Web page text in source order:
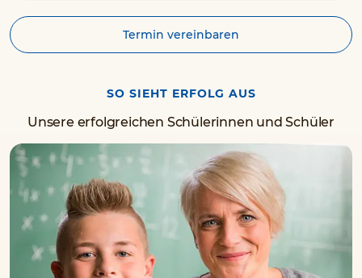
Termin vereinbaren
SO SIEHT ERFOLG AUS
Unsere erfolgreichen Schülerinnen und Schüler